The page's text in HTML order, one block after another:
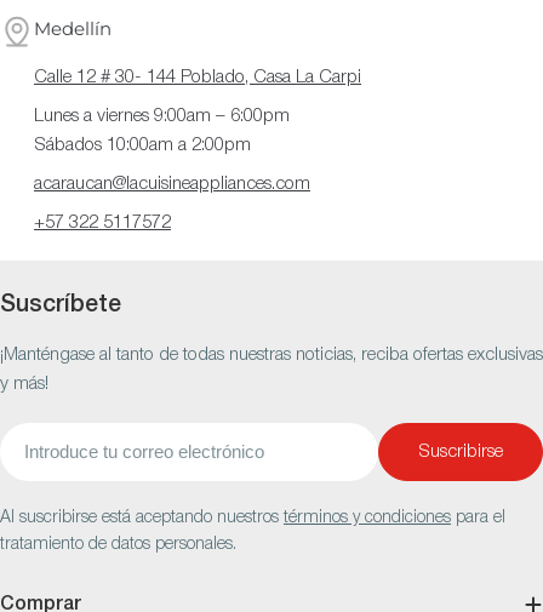
Medellín
Calle 12 # 30- 144 Poblado, Casa La Carpi
Lunes a viernes 9:00am – 6:00pm
Sábados 10:00am a 2:00pm
acaraucan@lacuisineappliances.com
+57 322 5117572
Suscríbete
¡Manténgase al tanto de todas nuestras noticias, reciba ofertas exclusivas
y más!
Correo
Suscribirse
Al suscribirse está aceptando nuestrostérminos y condiciones para el
tratamiento de datos personales.
Comprar